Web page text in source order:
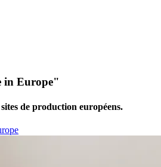
in Europe"
de production européens.